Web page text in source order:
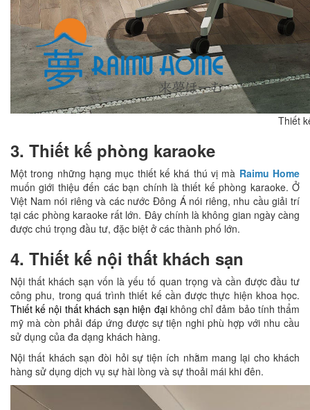
Thiết
3. Thiết kế phòng karaoke
Một trong những hạng mục thiết kế khá thú vị mà Raimu Home
muốn giới thiệu đến các bạn chính là thiết kế phòng karaoke. Ở
Việt Nam nói riêng và các nước Đông Á nói riêng, nhu cầu giải trí
tại các phòng karaoke rất lớn. Đây chính là không gian ngày càng
được chú trọng đầu tư, đặc biệt ở các thành phố lớn.
4. Thiết kế nội thất khách sạn
Nội thất khách sạn vốn là yếu tố quan trọng và cần được đầu tư
công phu, trong quá trình thiết kế cần được thực hiện khoa học.
Thiết kế nội thất khách sạn hiện đạikhông chỉ đảm bảo tính thẩm
mỹ mà còn phải đáp ứng được sự tiện nghi phù hợp với nhu cầu
sử dụng của đa dạng khách hàng.
Nội thất khách sạn đòi hỏi sự tiện ích nhằm mang lại cho khách
hàng sử dụng dịch vụ sự hài lòng và sự thoải mái khi đên.